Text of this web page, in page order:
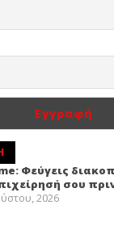
Φεύγεις
σου
2026